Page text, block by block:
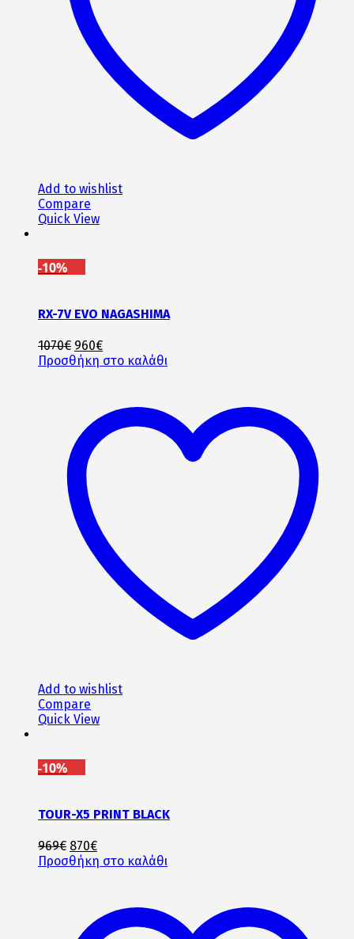
Add to wishlist
Compare
Quick View
-10%
RX-7V EVO NAGASHIMA
1070€ Original
price
960€Η
τρέχουσα
960€.
Προσθήκη στο καλάθι
Add to wishlist
Compare
Quick View
-10%
TOUR-X5 PRINT BLACK
969€ Original
price
870€Η
τρέχουσα
870€.
Προσθήκη στο καλάθι